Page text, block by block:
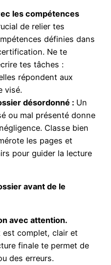
les compétences
de relier tes
définies dans
Ne te
tes tâches :
répondent aux
visé.
désordonné : Un
ou mal présenté donne
Classe bien
les pages et
pour guider la lecture
avant de le
avec attention.
complet, clair et
finale te permet de
des erreurs.